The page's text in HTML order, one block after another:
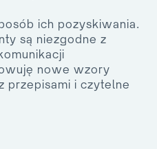
ich pozyskiwania.
są niezgodne z
nowe wzory
przepisami i czytelne